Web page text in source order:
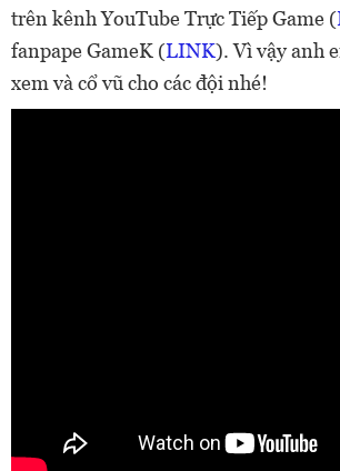
trên kênh YouTube Trực Tiếp Game (
fanpape GameK (LINK). Vì vậy anh
xem và cổ vũ cho các đội nhé!